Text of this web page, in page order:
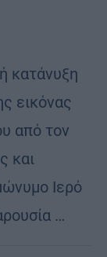
κατάνυξη
εικόνας
από τον
και
Ιερό
…